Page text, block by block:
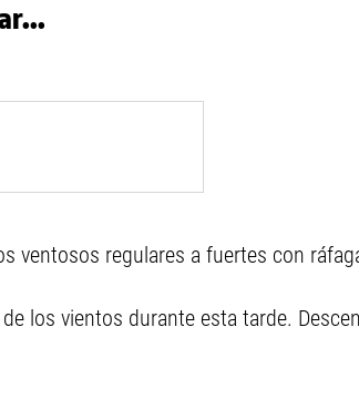
ventosos regulares a fuertes con
los vientos durante esta tarde.